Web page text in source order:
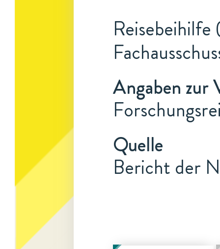
Angaben zur
Quelle
Bericht der